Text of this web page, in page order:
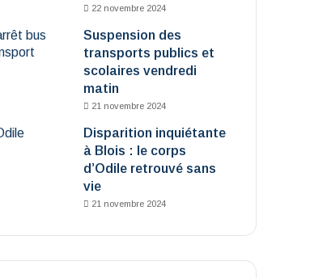
22 novembre 2024
Suspension des
transports publics et
scolaires vendredi
matin
21 novembre 2024
Disparition inquiétante
à Blois : le corps
d’Odile retrouvé sans
vie
21 novembre 2024